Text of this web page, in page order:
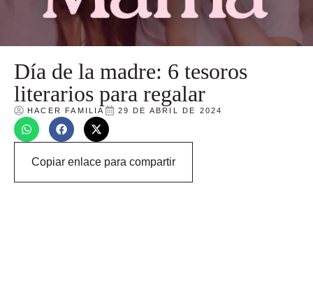
Día de la madre: 6 tesoros
literarios para regalar
HACER FAMILIA 29 DE ABRIL DE 2024
Copiar enlace para compartir